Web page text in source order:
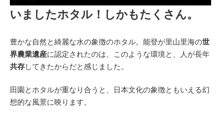
いましたホタル！しかもたくさん。
豊かな自然と綺麗な水の象徴のホタル。能登が里山里海の世
界農業遺産に認定されたのは、このような環境と、人が長年
共存してきたからだと感じました。
田園とホタルが重なり合うと、日本文化の象徴ともいえる幻
想的な風景に映ります。